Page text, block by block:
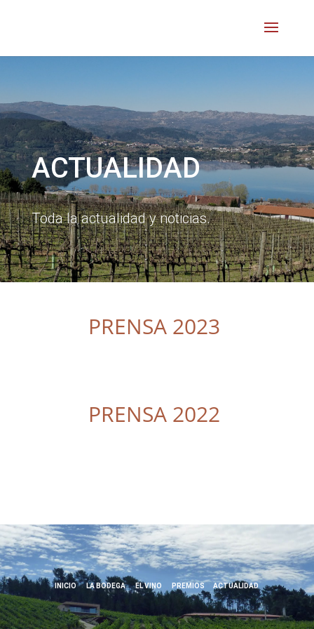
ACTUALIDAD
Toda la actualidad y noticias.
PRENSA 2023
PRENSA 2022
INICIO LA BODEGA EL VINO PREMIOS ACTUALIDAD